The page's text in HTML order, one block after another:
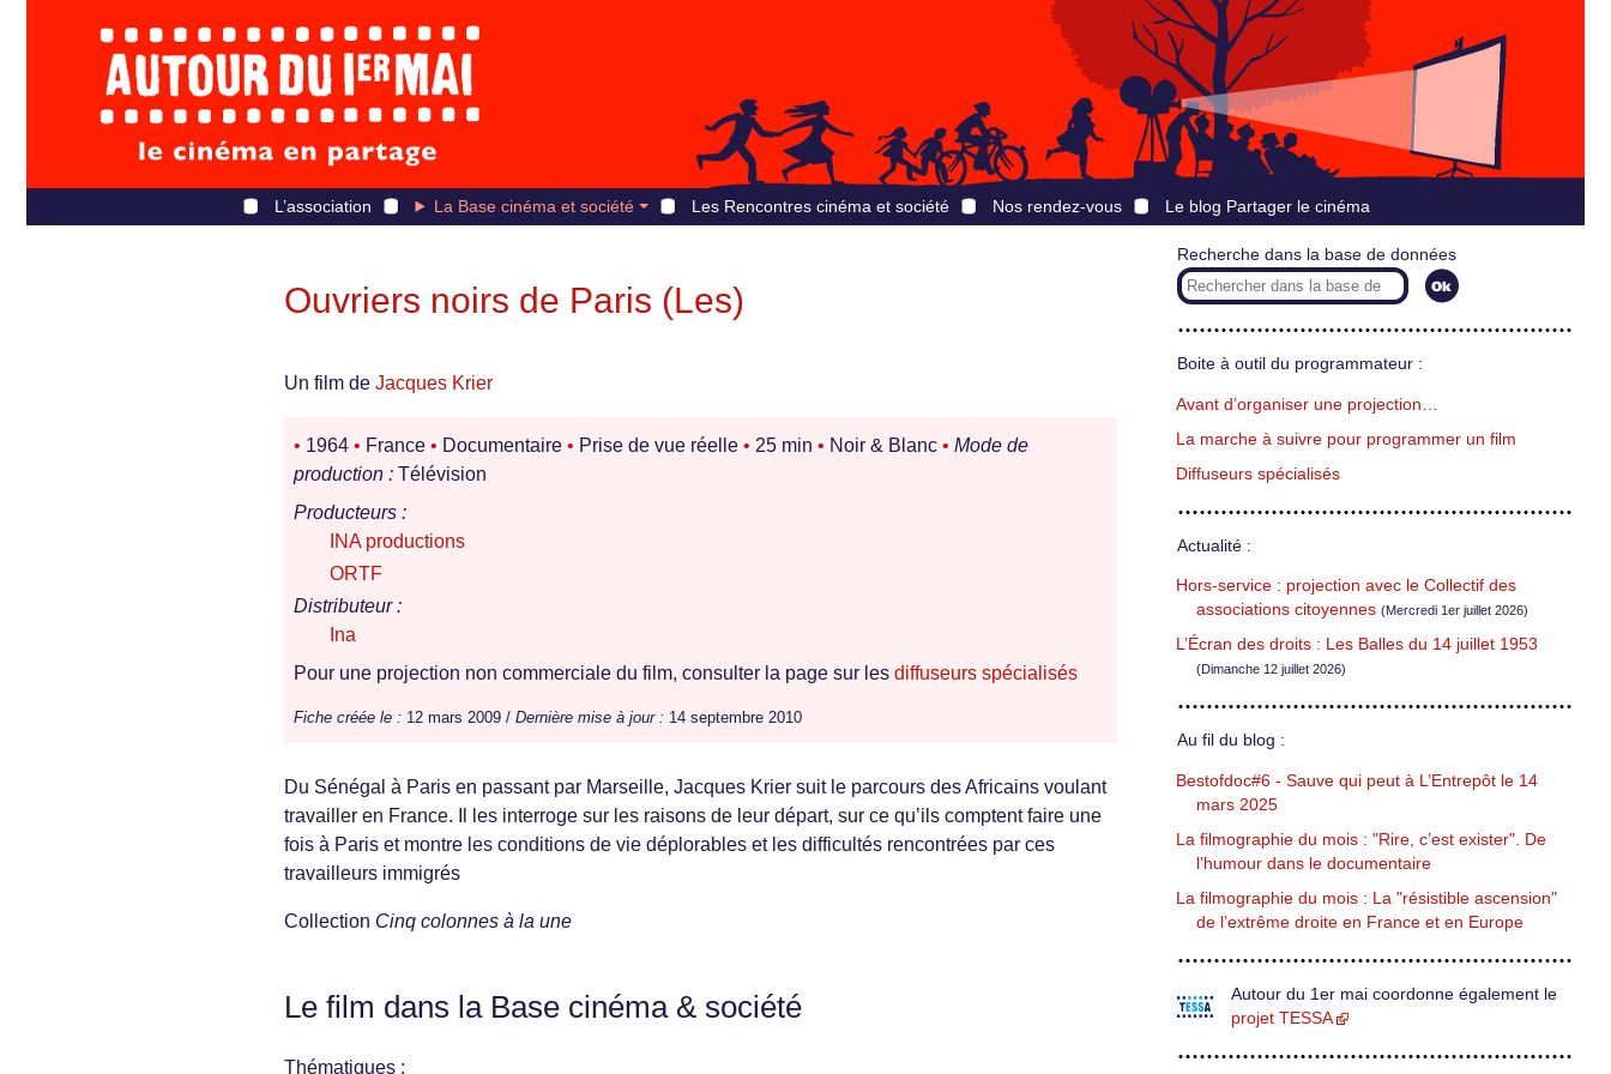
L’association La Base cinéma et société Les Rencontres cinéma et société Nos rendez-vous Le blog Partager le cinéma
Ouvriers noirs de Paris (Les)
Un film de Jacques Krier
• 1964 • France • Documentaire • Prise de vue réelle • 25 min • Noir & Blanc • Mode de
production : Télévision
Producteurs :
INA productions
ORTF
Distributeur :
Ina
Pour une projection non commerciale du film, consulter la page sur les diffuseurs spécialisés
Fiche créée le : 12 mars 2009 / Dernière mise à jour : 14 septembre 2010
Du Sénégal à Paris en passant par Marseille, Jacques Krier suit le parcours des Africains voulant
travailler en France. Il les interroge sur les raisons de leur départ, sur ce qu’ils comptent faire une
fois à Paris et montre les conditions de vie déplorables et les difficultés rencontrées par ces
travailleurs immigrés
Collection Cinq colonnes à la une
Le film dans la Base cinéma & société
Thématiques :
Recherche dans la base de données
Boite à outil du programmateur :
Avant d’organiser une projection…
La marche à suivre pour programmer un film
Diffuseurs spécialisés
Actualité :
Hors-service : projection avec le Collectif des
associations citoyennes (Mercredi 1er juillet 2026)
L’Écran des droits : Les Balles du 14 juillet 1953
(Dimanche 12 juillet 2026)
Au fil du blog :
Bestofdoc#6 - Sauve qui peut à L’Entrepôt le 14
mars 2025
La filmographie du mois : "Rire, c’est exister". De
l’humour dans le documentaire
La filmographie du mois : La "résistible ascension"
de l’extrême droite en France et en Europe
Autour du 1er mai coordonne également le
projet TESSA